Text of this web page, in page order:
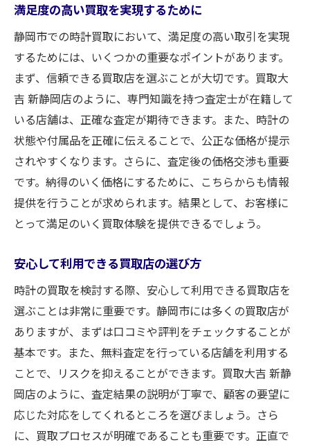
満足度の高い買取を実現するために
静岡市での時計買取において、満足度の高い取引を実現
するためには、いくつかの重要なポイントがあります。
まず、信頼できる買取店を選ぶことが大切です。買取大
吉 新静岡店のように、専門知識を持つ査定士が在籍して
いる店舗は、正確な査定が期待できます。また、時計の
状態や付属品を正確に伝えることで、公正な価格が提示
されやすくなります。さらに、査定後の価格交渉も重要
です。納得のいく価格にするために、こちらからも情報
提供を行うことが求められます。結果として、お客様に
とって満足のいく買取体験を提供できるでしょう。
安心して利用できる買取店の選び方
時計の買取を検討する際、安心して利用できる買取店を
選ぶことは非常に重要です。静岡市には多くの買取店が
ありますが、まずは口コミや評判をチェックすることが
基本です。また、無料査定を行っている店舗を利用する
ことで、リスクを抑えることができます。買取大吉 新静
岡店のように、査定結果の説明が丁寧で、顧客の要望に
応じた対応をしてくれるところを選びましょう。さら
に、買取プロセスが明確であることも重要です。正直で